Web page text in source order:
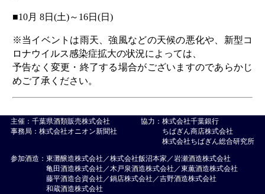
■10月 8日(土)～16日(日)
※当イベントは雨天、強風などの天候の悪化や、新型コ
ロナウイルス感染症拡大の状況によっては、
予告なく変更・終了する場合がございますのであらかじ
めご了承ください。
主催：千葉県酒類販売株式会社
事務局：株式会社オニオン新聞社
協力：株式会社千葉銀行
ちばぎん商店株式会社
株式会社ちばぎん総合研究所
参加酒造： 東灘醸造株式会社／株式会社飯沼本家 ／岩瀬酒造株式会社
亀田酒造株式会社 ／木戸泉酒造株式会社／東薫酒造株式会社
藤平酒造合資会社／鍋店株式会社 ／吉野酒造株式会社
和蔵酒造株式会社